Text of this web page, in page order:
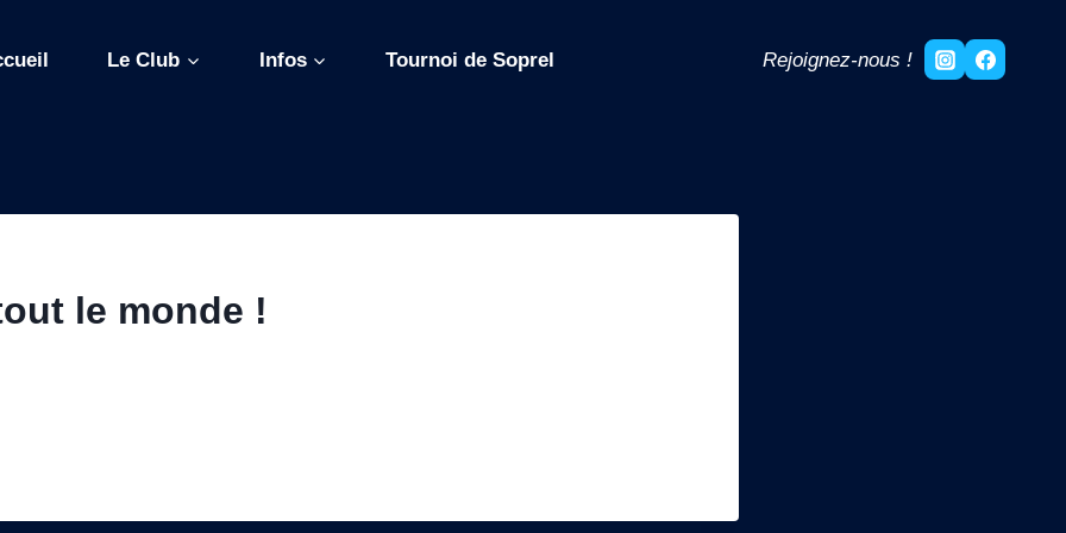
Le Club Infos Tournoi de Soprel Rejoignez-nous !
le monde !